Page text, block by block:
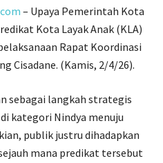
– Upaya Pemerintah Kota
Kota Layak Anak (KLA)
Rapat Koordinasi
Cisadane. (Kamis, 2/4/26).
sebagai langkah strategis
kategori Nindya menuju
publik justru dihadapkan
mana predikat tersebut